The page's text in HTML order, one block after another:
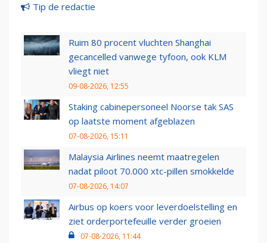
Tip de redactie
Ruim 80 procent vluchten Shanghai
gecancelled vanwege tyfoon, ook KLM
vliegt niet
09-08-2026, 12:55
Staking cabinepersoneel Noorse tak SAS
op laatste moment afgeblazen
07-08-2026, 15:11
Malaysia Airlines neemt maatregelen
nadat piloot 70.000 xtc-pillen smokkelde
07-08-2026, 14:07
Airbus op koers voor leverdoelstelling en
ziet orderportefeuille verder groeien
07-08-2026, 11:44